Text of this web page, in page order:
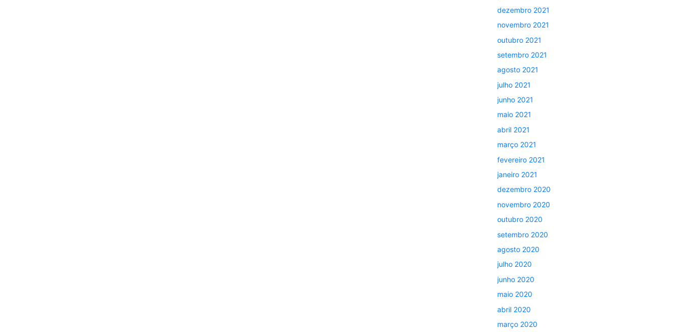
dezembro 2021
novembro 2021
outubro 2021
setembro 2021
agosto 2021
julho 2021
junho 2021
maio 2021
abril 2021
março 2021
fevereiro 2021
janeiro 2021
dezembro 2020
novembro 2020
outubro 2020
setembro 2020
agosto 2020
julho 2020
junho 2020
maio 2020
abril 2020
março 2020